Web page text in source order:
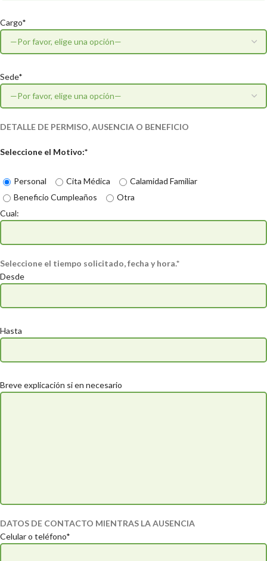
Cargo*
Sede*
DETALLE DE PERMISO, AUSENCIA O BENEFICIO
Seleccione el Motivo:*
Personal Cita Médica
Calamidad Familiar
Beneficio Cumpleaños
Otra
Cual:
Seleccione el tiempo solicitado, fecha y hora.*
Desde
Hasta
Breve explicación si en necesario
DATOS DE CONTACTO MIENTRAS LA AUSENCIA
Celular o teléfono*